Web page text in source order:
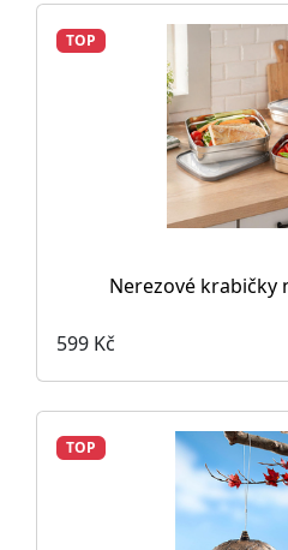
TOP
Nerezové krabičky
599 Kč
TOP